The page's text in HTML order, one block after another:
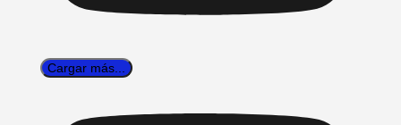
Cargar más...